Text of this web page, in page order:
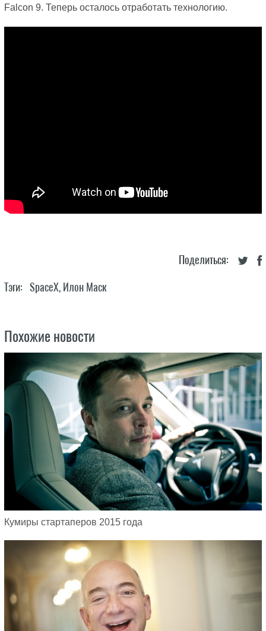
Falcon 9. Теперь осталось отработать технологию.
Поделиться:
Тэги: SpaceX, Илон Маск
Похожие новости
Кумиры стартаперов 2015 года